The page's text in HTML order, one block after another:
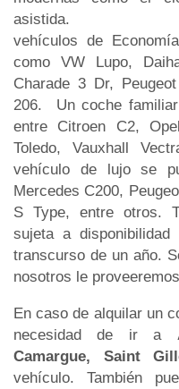
asistida.
vehículos de
como VW Lupo,
Charade 3 Dr,
206. Un coche
entre Citroen C2,
Toledo, Vauxhall
vehículo de lujo se
Mercedes C200,
S Type, entre otros.
sujeta a
transcurso de un año.
nosotros le
En caso de alquilar un
necesidad de ir a
Camargue, Saint
vehículo. También